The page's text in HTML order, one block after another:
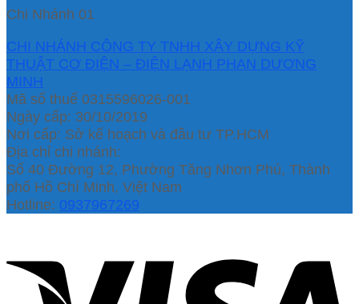
Chi Nhánh 01
CHI NHÁNH CÔNG TY TNHH XÂY DỰNG KỸ
THUẬT CƠ ĐIỆN – ĐIỆN LẠNH PHAN DƯƠNG
MINH
Mã số thuế 0315596026-001
Ngày cấp: 30/10/2019
Nơi cấp: Sở kế hoạch và đầu tư TP.HCM
Địa chỉ chi nhánh:
Số 40 Đường 12, Phường Tăng Nhơn Phú, Thành
phố Hồ Chí Minh, Việt Nam
Hotline: 0937967269